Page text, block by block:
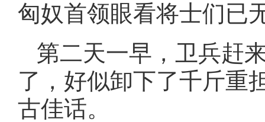
匈奴首领眼看将士们已
第二天一早，卫兵赶
了，好似卸下了千斤重
古佳话。